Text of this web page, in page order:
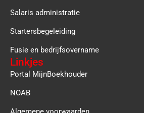
Salaris administratie
Startersbegeleiding
Fusie en bedrijfsovername
Linkjes
Portal MijnBoekhouder
NOAB